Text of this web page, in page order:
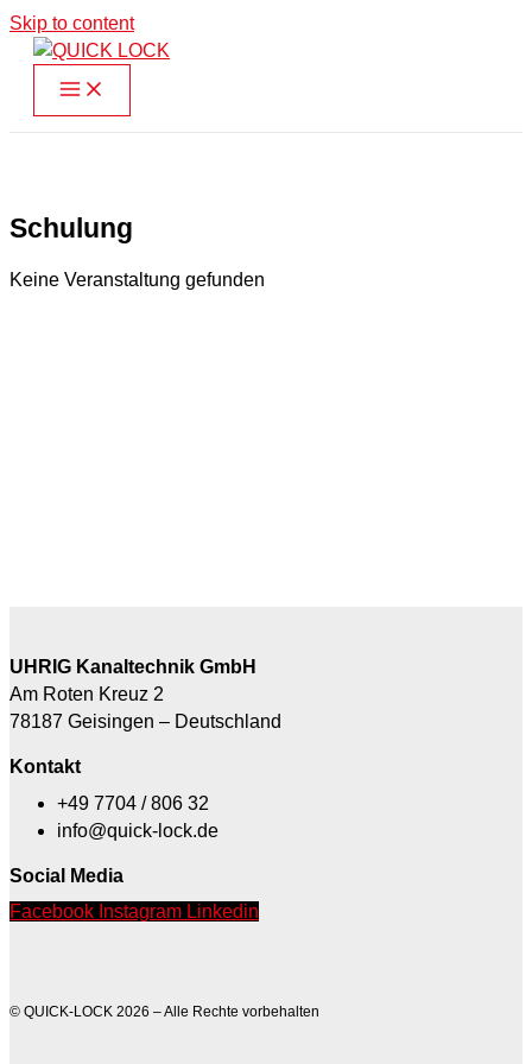
Skip to content
Schulung
Keine Veranstaltung gefunden
UHRIG Kanaltechnik GmbH
Am Roten Kreuz 2
78187 Geisingen – Deutschland
Kontakt
+49 7704 / 806 32
info@quick-lock.de
Social Media
Facebook Instagram Linkedin
© QUICK-LOCK 2026 – Alle Rechte vorbehalten